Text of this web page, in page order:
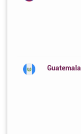
Guatemala